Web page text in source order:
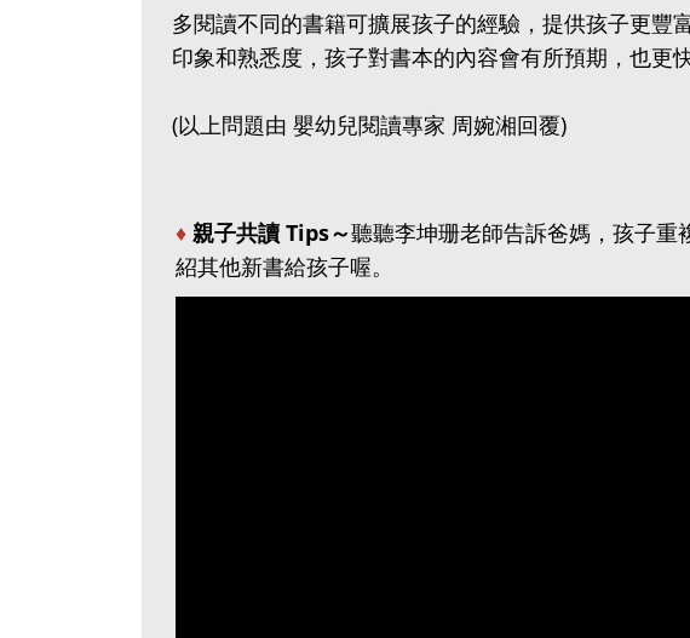
多閱讀不同的書籍可擴展孩子的經驗，提供孩子更豐
印象和熟悉度，孩子對書本的內容會有所預期，也更
(以上問題由 嬰幼兒閱讀專家 周婉湘回覆)
♦ 親子共讀 Tips～聽聽李坤珊老師告訴爸媽， 孩子重
紹其他新書給孩子喔。